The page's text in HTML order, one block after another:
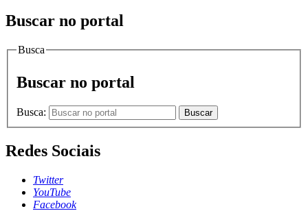
Buscar no portal
Busca
Buscar no portal
Busca: Buscar
Redes Sociais
Twitter
YouTube
Facebook